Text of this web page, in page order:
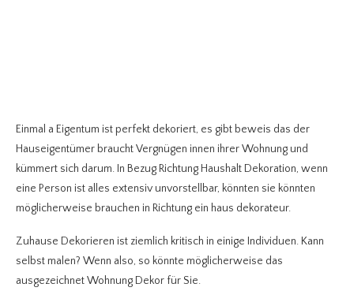
Einmal a Eigentum ist perfekt dekoriert, es gibt beweis das der
Hauseigentümer braucht Vergnügen innen ihrer Wohnung und
kümmert sich darum. In Bezug Richtung Haushalt Dekoration, wenn
eine Person ist alles extensiv unvorstellbar, könnten sie könnten
möglicherweise brauchen in Richtung ein haus dekorateur.
Zuhause Dekorieren ist ziemlich kritisch in einige Individuen. Kann
selbst malen? Wenn also, so könnte möglicherweise das
ausgezeichnet Wohnung Dekor für Sie.